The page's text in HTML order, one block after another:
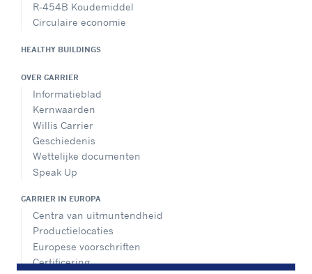
R-454B Koudemiddel
Circulaire economie
HEALTHY BUILDINGS
OVER CARRIER
Informatieblad
Kernwaarden
Willis Carrier
Geschiedenis
Wettelijke documenten
Speak Up
CARRIER IN EUROPA
Centra van uitmuntendheid
Productielocaties
Europese voorschriften
Certificering